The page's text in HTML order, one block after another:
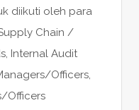
diikuti oleh para
Chain /
Internal Audit
Officers,
Officers